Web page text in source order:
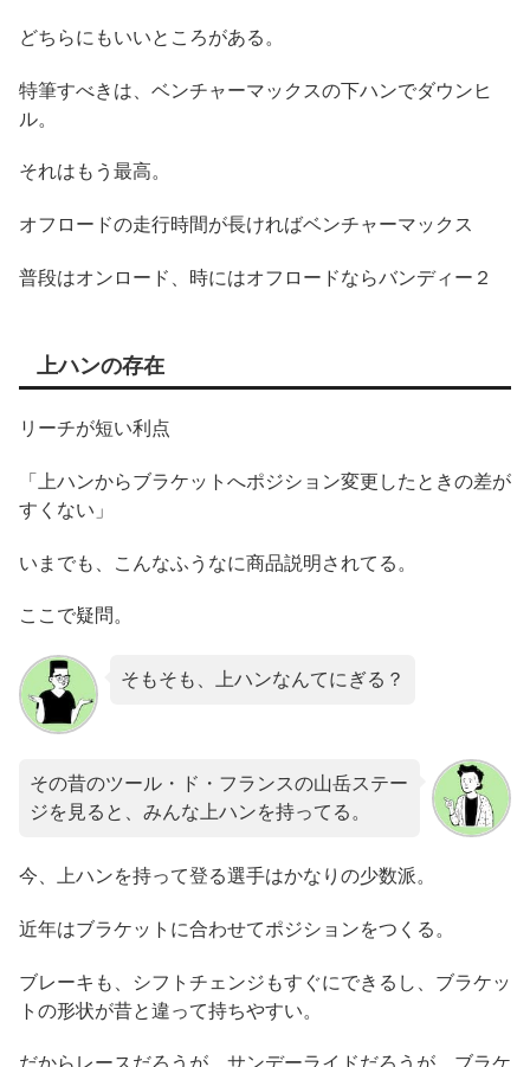
どちらにもいいところがある。
特筆すべきは、ベンチャーマックスの下ハンでダウンヒ
ル。
それはもう最高。
オフロードの走行時間が長ければベンチャーマックス
普段はオンロード、時にはオフロードならバンディー２
上ハンの存在
リーチが短い利点
「上ハンからブラケットへポジション変更したときの差が
すくない」
いまでも、こんなふうなに商品説明されてる。
ここで疑問。
そもそも、上ハンなんてにぎる？
その昔のツール・ド・フランスの山岳ステー
ジを見ると、みんな上ハンを持ってる。
今、上ハンを持って登る選手はかなりの少数派。
近年はブラケットに合わせてポジションをつくる。
ブレーキも、シフトチェンジもすぐにできるし、ブラケッ
トの形状が昔と違って持ちやすい。